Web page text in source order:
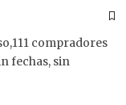
compradores
fechas, sin